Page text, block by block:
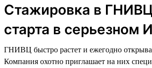
Стажировка в
старта в серьезном
ГНИВЦ быстро растет и ежегодно
Компания охотно приглашает на них